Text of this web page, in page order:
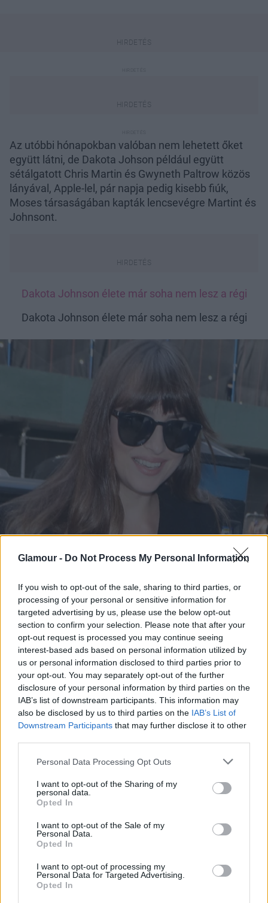
Glamour - Do Not Process My Personal Information
If you wish to opt-out of the sale, sharing to third parties, or
processing of your personal or sensitive information for
targeted advertising by us, please use the below opt-out
section to confirm your selection. Please note that after your
opt-out request is processed you may continue seeing
interest-based ads based on personal information utilized by
us or personal information disclosed to third parties prior to
your opt-out. You may separately opt-out of the further
disclosure of your personal information by third parties on the
IAB’s list of downstream participants. This information may
also be disclosed by us to third parties on the IAB’s List of
Downstream Participants that may further disclose it to other
Please note that this website/app uses one or more Google
not limited to your visit or usage behaviour. You may click to
grant or deny consent to Google and its third-party tags to
use your data for below specified purposes in below Google
consent section.
Personal Data Processing Opt Outs
I want to opt-out of the Sharing of my
personal data.
Opted In
I want to opt-out of the Sale of my
Personal Data.
Opted In
I want to opt-out of processing my
Personal Data for Targeted Advertising.
Opted In
Az utóbbi hónapokban valóban nem lehetett őket
együtt látni, de Dakota Johson például együtt
sétálgatott Chris Martin és Gwyneth Paltrow közös
lányával, Apple-lel, pár napja pedig kisebb fiúk,
Moses társaságában kapták lencsevégre Martint és
Johnsont.
Dakota Johnson élete már soha nem lesz a régi
Dakota Johnson élete már soha nem lesz a régi
Nemrég azonban egyszer és mindekorra
egymás nyakába borulva lubickoltak a habokban. A
fotókat aPage Six magazinközölte le.